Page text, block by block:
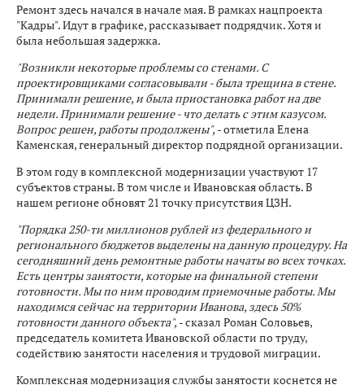
Ремонт здесь начался в начале мая. В рамках нацпроекта
"Кадры". Идут в графике, рассказывает подрядчик. Хотя и
была небольшая задержка.
"Возникли некоторые проблемы со стенами. С
проектировщиками согласовывали - была трещина в стене.
Принимали решение, и была приостановка работ на две
недели. Принимали решение - что делать с этим казусом.
Вопрос решен, работы продолжены", - отметила Елена
Каменская, генеральный директор подрядной организации.
В этом году в комплексной модернизации участвуют 17
субъектов страны. В том числе и Ивановская область. В
нашем регионе обновят 21 точку присутствия ЦЗН.
"Порядка 250-ти миллионов рублей из федерального и
регионального бюджетов выделены на данную процедуру. На
сегодняшний день ремонтные работы начаты во всех точках.
Есть центры занятости, которые на финальной степени
готовности. Мы по ним проводим приемочные работы. Мы
находимся сейчас на территории Иванова, здесь 50%
готовности данного объекта", - сказал Роман Соловьев,
председатель комитета Ивановской области по труду,
содействию занятости населения и трудовой миграции.
Комплексная модернизация службы занятости коснется не